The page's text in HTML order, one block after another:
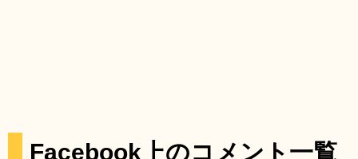
Facebook上のコメント一覧